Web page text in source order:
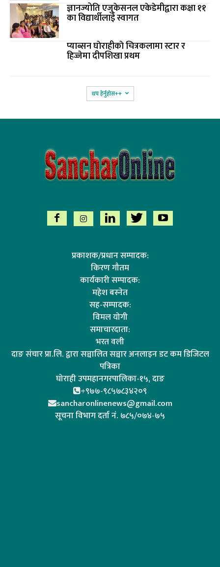
ज्ञानज्योति एजुकेसनल एकेडेमीद्वारा कक्षा ११
का विद्यार्थीलाई स्वागत
प्याब्सन घाेराहीकाे चित्रकलामा स्टार र
हिज्जेमा दीपशिखा प्रथम
थप हेर्नुहोस‌++
प्रकाशक/प्रधान सम्पादक:
किरण गौतम
कार्यकारी सम्पादक:
महेश बस्नेत
सह-सम्पादक:
विमल योगी
समाचारदाता:
भरत वली
दाङ संचार प्रा.लि. द्वारा सञ्चालित सञ्चार अनलाइन डट कम डिजिटल
पत्रिका
घोराही उपमहानगरपालिका-१५, दाङ
+९७७-९८५७८३४२०९
sancharonlinenews@gmail.com
सूचना विभाग दर्ता न‌ं. ७८५/०७४-७५